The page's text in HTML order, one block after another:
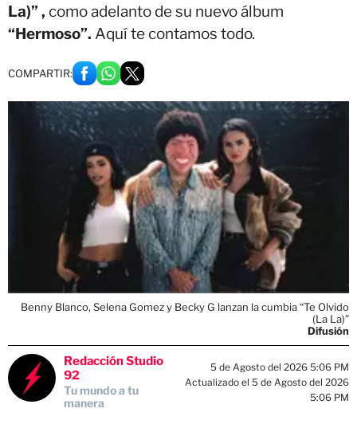
La)” , como adelanto de su nuevo álbum
“Hermoso”. Aquí te contamos todo.
COMPARTIR:
Benny Blanco, Selena Gomez y Becky G lanzan la cumbia “Te Olvido
(La La)”
Difusión
Redacción Studio
92
Tu mundo a tu
manera
5 de Agosto del 2026 5:06 PM
Actualizado el 5 de Agosto del 2026
5:06 PM